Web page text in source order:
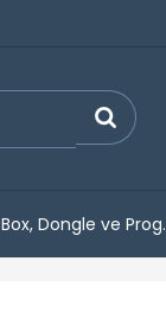
Box, Dongle ve Prog.